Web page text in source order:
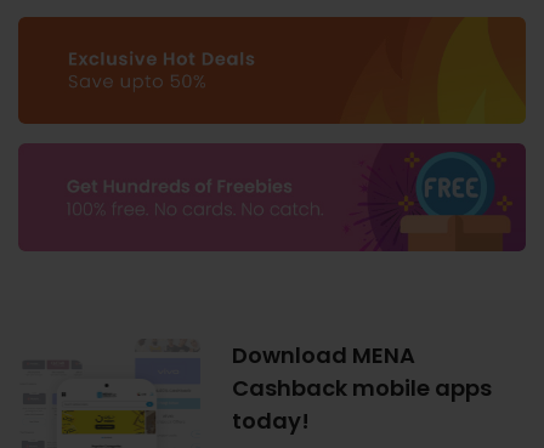
Download MENA
Cashback mobile apps
today!